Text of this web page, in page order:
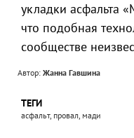
укладки асфальта
что подобная
сообществе
Автор: Жанна Гавшина
ТЕГИ
асфальт, провал, мади